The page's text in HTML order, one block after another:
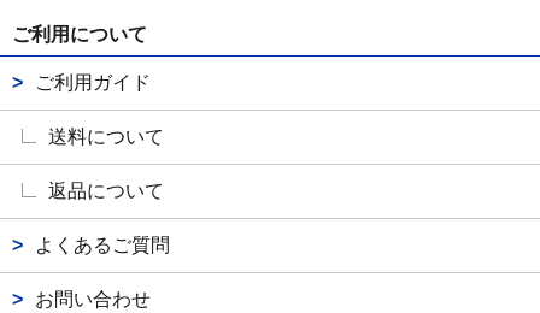
ご利用について
ご利用ガイド
送料について
返品について
よくあるご質問
お問い合わせ